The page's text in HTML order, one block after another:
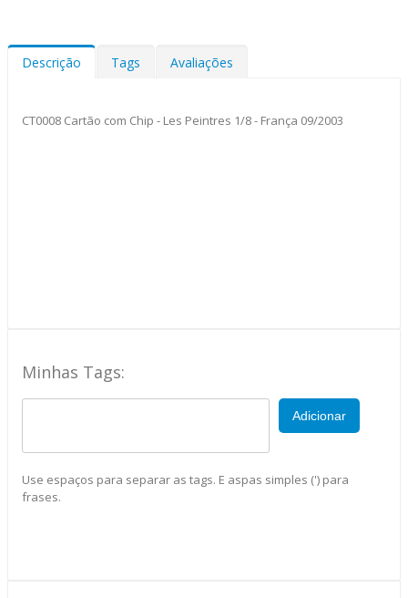
Descrição Tags Avaliações
CT0008 Cartão com Chip - Les Peintres 1/8 - França 09/2003
Minhas Tags:
Adicionar
Use espaços para separar as tags. E aspas simples (') para
frases.